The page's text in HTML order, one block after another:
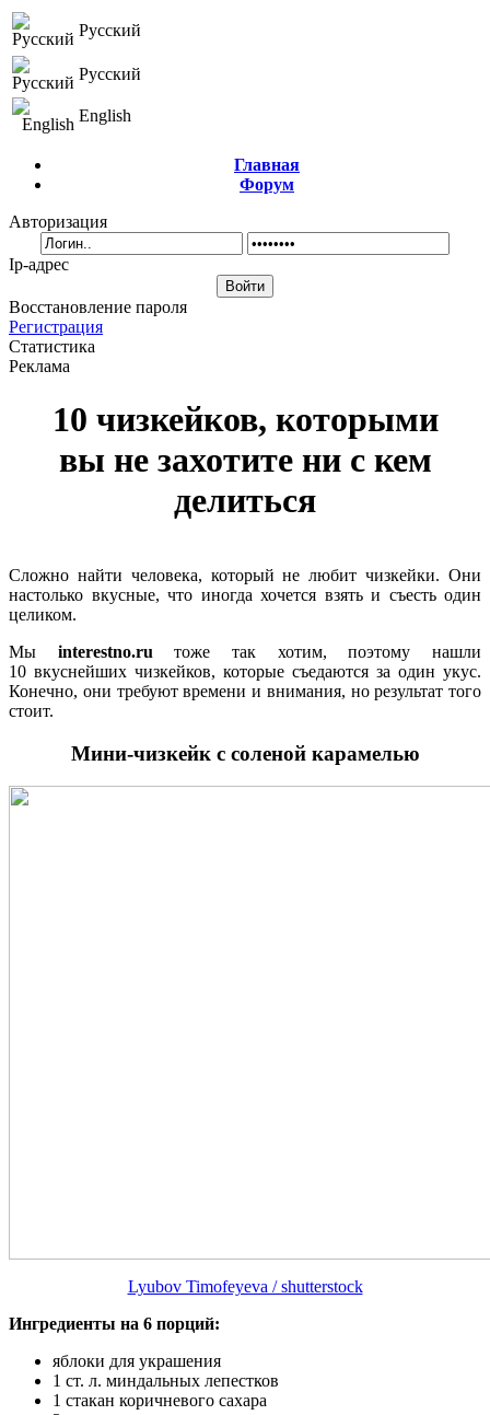
Русский
Русский
English
Главная
Форум
Авторизация
Ip-адрес
Восстановление пароля
Регистрация
Статистика
Реклама
10 чизкейков, которыми
вы не захотите ни с кем
делиться
Сложно найти человека, который не любит чизкейки. Они
настолько вкусные, что иногда хочется взять и съесть один
целиком.
Мы interestno.ru тоже так хотим, поэтому нашли
10 вкуснейших чизкейков, которые съедаются за один укус.
Конечно, они требуют времени и внимания, но результат того
стоит.
Мини-чизкейк с соленой карамелью
Lyubov Timofeyeva / shutterstock
Ингредиенты на 6 порций:
яблоки для украшения
1 ст. л. миндальных лепестков
1 стакан коричневого сахара